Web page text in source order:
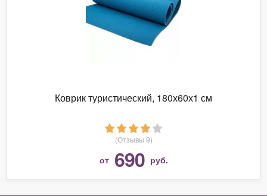
Коврик туристический, 180х60х1 см
(Отзывы 9)
от 690 руб.